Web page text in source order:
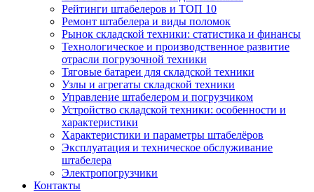
Рейтинги штабелеров и ТОП 10
Ремонт штабелера и виды поломок
Рынок складской техники: статистика и финансы
Технологическое и производственное развитие
отрасли погрузочной техники
Тяговые батареи для складской техники
Узлы и агрегаты складской техники
Управление штабелером и погрузчиком
Устройство складской техники: особенности и
характеристики
Характеристики и параметры штабелёров
Эксплуатация и техническое обслуживание
штабелера
Электропогрузчики
Контакты